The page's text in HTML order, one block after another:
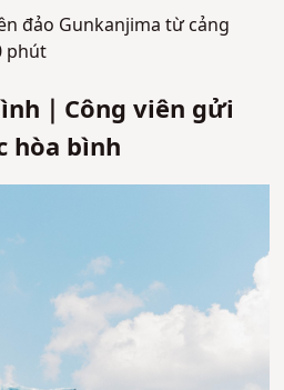
đảo Gunkanjima từ cảng
phút
｜Công viên gửi
hòa bình